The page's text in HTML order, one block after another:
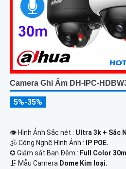
Camera Ghi Âm DH-IPC-
5%-35%
👁 Hình Ảnh Sắc nét : Ultra 3k + Sắc
🕉️ Công Nghệ Hình Ảnh :
IP POE.
✪ Giám sát Ban Đêm : Full Color
🗜️ Mẫu Camera Dome Kim loại.